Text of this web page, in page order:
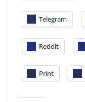
Telegram
Reddit
Print